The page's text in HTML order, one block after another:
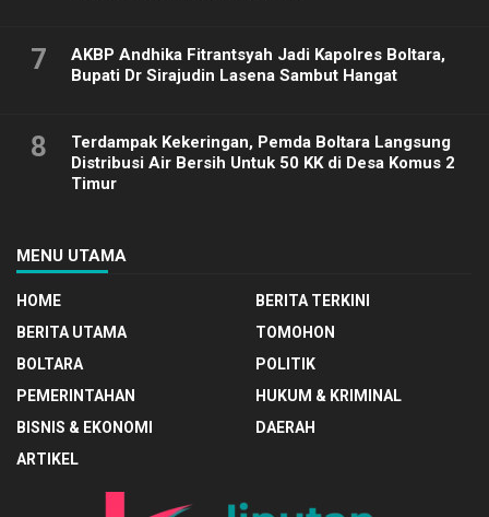
7
AKBP Andhika Fitrantsyah Jadi Kapolres Boltara,
Bupati Dr Sirajudin Lasena Sambut Hangat
8
Terdampak Kekeringan, Pemda Boltara Langsung
Distribusi Air Bersih Untuk 50 KK di Desa Komus 2
Timur
MENU UTAMA
HOME
BERITA TERKINI
BERITA UTAMA
TOMOHON
BOLTARA
POLITIK
PEMERINTAHAN
HUKUM & KRIMINAL
BISNIS & EKONOMI
DAERAH
ARTIKEL